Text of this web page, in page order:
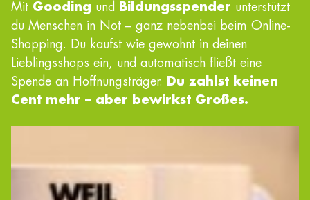
Mit Gooding und Bildungsspender unterstützt
du Menschen in Not – ganz nebenbei beim Online-
Shopping. Du kaufst wie gewohnt in deinen
Lieblingsshops ein, und automatisch fließt eine
Spende an Hoffnungsträger.
Du zahlst keinen
Cent mehr – aber bewirkst Großes.